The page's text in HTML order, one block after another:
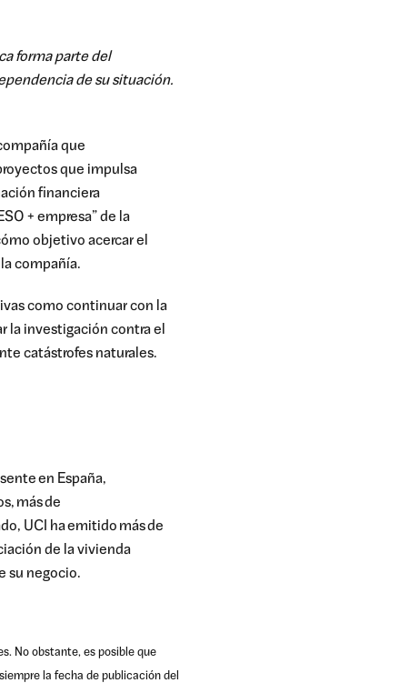
forma parte del
de su situación.
que
que impulsa
financiera
+ empresa” de la
objetivo acercar el
compañía.
como continuar con la
la investigación contra el
catástrofes naturales.
en España,
, másde
UCI haemitido másde
de la vivienda
su negocio.
No obstante, es posible que
la fecha de publicación del